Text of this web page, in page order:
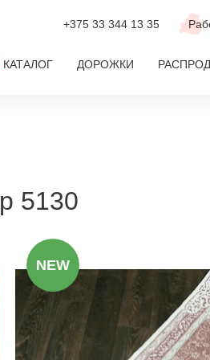
+375 33 344 13 35
КАТАЛОГ
По популярным размерам
дизайну
цвету
комнате
ДОРОЖКИ
5130
NEW